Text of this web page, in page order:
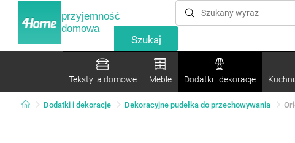
przyjemność
domowa
Tekstylia domowe Meble Dodatki i dekoracje
Dodatki i dekoracje Dekoracyjne pudełka do przechowywania